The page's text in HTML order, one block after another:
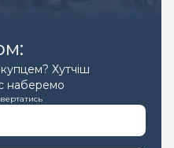
Хутчіш
наберемо